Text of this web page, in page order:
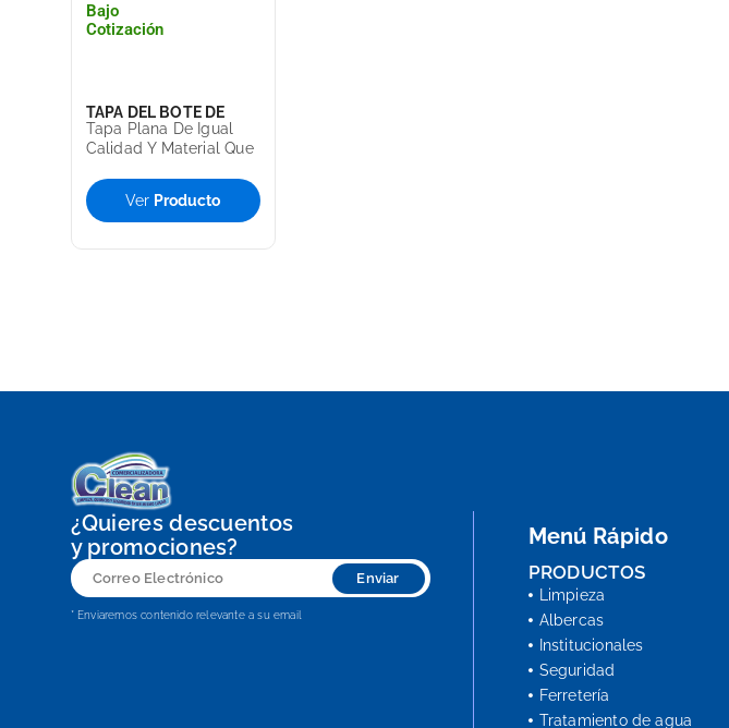
Bajo
Cotización
TAPA DEL BOTE DE
BASURA CESTO TOFF
Tapa Plana De Igual
Calidad Y Material Que
T9285
Ver Producto
¿Quieres descuentos
y promociones?
Correo
Electrónico
Enviar
* Enviaremos contenido relevante a su email
Menú Rápido
PRODUCTOS
Limpieza
Albercas
Institucionales
Seguridad
Ferretería
Tratamiento de agua